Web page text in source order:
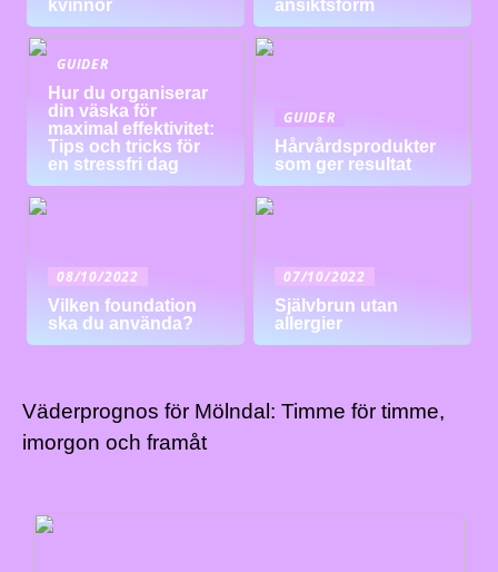
kvinnor
ansiktsform
GUIDER
Hur du organiserar
din väska för
maximal effektivitet:
Tips och tricks för
en stressfri dag
GUIDER
Hårvårdsprodukter
som ger resultat
08/10/2022
Vilken foundation
ska du använda?
07/10/2022
Självbrun utan
allergier
Väderprognos för Mölndal: Timme för timme,
imorgon och framåt